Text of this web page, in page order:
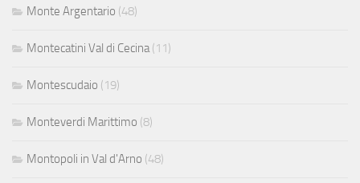
Monte Argentario (48)
Montecatini Val di Cecina (11)
Montescudaio (19)
Monteverdi Marittimo (8)
Montopoli in Val d'Arno (48)